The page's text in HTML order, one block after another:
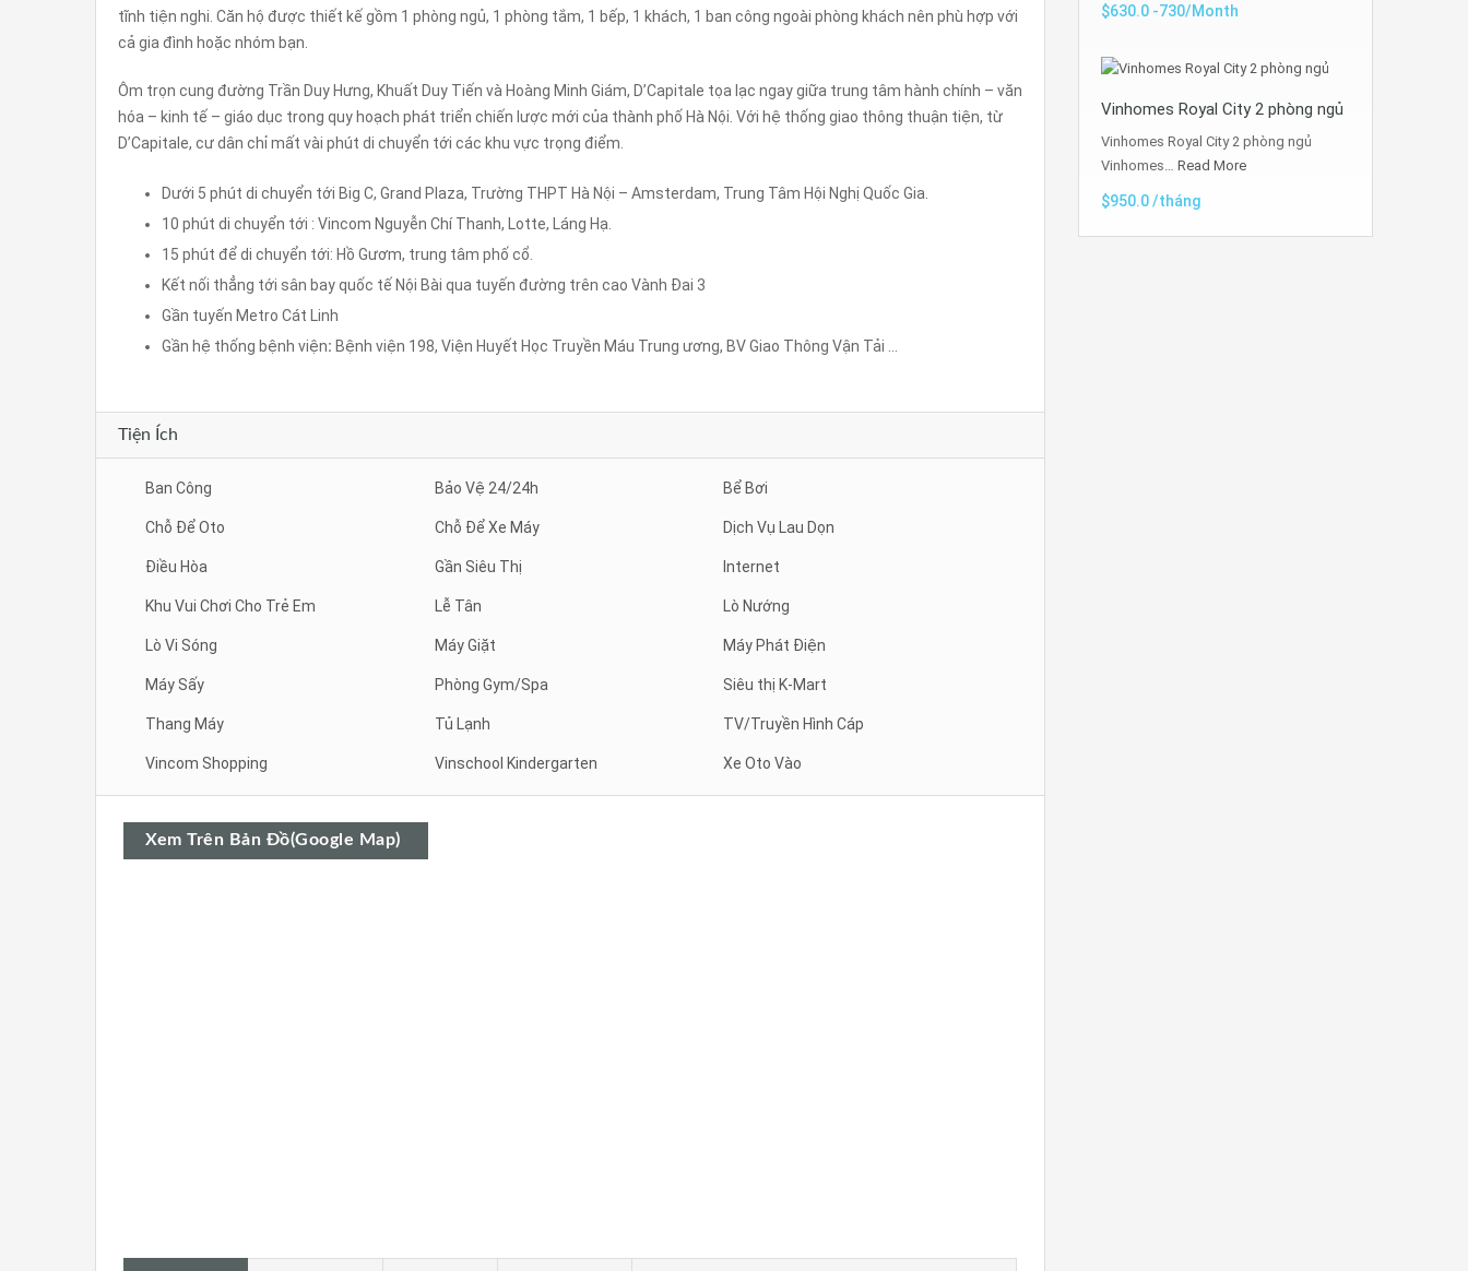
tĩnh tiện nghi. Căn hộ được thiết kế gồm 1 phòng ngủ, 1 phòng tắm, 1 bếp, 1 khách, 1 ban công ngoài phòng khách nên phù hợp với
cả gia đình hoặc nhóm bạn.
Ôm trọn cung đường Trần Duy Hưng, Khuất Duy Tiến và Hoàng Minh Giám, D’Capitale tọa lạc ngay giữa trung tâm hành chính – văn
hóa – kinh tế – giáo dục trong quy hoạch phát triển chiến lược mới của thành phố Hà Nội. Với hệ thống giao thông thuận tiện, từ
D’Capitale, cư dân chỉ mất vài phút di chuyển tới các khu vực trọng điểm.
Dưới 5 phút di chuyển tới Big C, Grand Plaza, Trường THPT Hà Nội – Amsterdam, Trung Tâm Hội Nghị Quốc Gia.
10 phút di chuyển tới : Vincom Nguyễn Chí Thanh, Lotte, Láng Hạ.
15 phút để di chuyển tới: Hồ Gươm, trung tâm phố cổ.
Kết nối thẳng tới sân bay quốc tế Nội Bài qua tuyến đường trên cao Vành Đai 3
Gần tuyến Metro Cát Linh
Gần hệ thống bệnh viện: Bệnh viện 198, Viện Huyết Học Truyền Máu Trung ương, BV Giao Thông Vận Tải …
Tiện Ích
Ban Công Bảo Vệ 24/24h Bể Bơi
Chỗ Để Oto Chỗ Để Xe Máy Dịch Vụ Lau Dọn
Điều Hòa Gần Siêu Thị Internet
Khu Vui Chơi Cho Trẻ Em Lễ Tân Lò Nướng
Lò Vi Sóng Máy Giặt Máy Phát Điện
Máy Sấy Phòng Gym/Spa Siêu thị K-Mart
Thang Máy Tủ Lạnh TV/Truyền Hình Cáp
Vincom Shopping Vinschool Kindergarten Xe Oto Vào
Xem Trên Bản Đồ(Google Map)
$630.0 -730/Month
Vinhomes Royal City 2 phòng ngủ
Vinhomes Royal City 2 phòng ngủ
Vinhomes… Read More
$950.0 /tháng